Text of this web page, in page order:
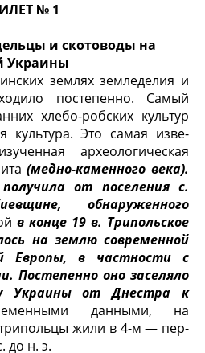
№ 1
и скотоводы на
Украины
землях земледелия и
постепенно. Самый
хлебо-робских культур
культура. Это самая изве­
археологическая
(медно-каменного века).
от поселения с.
обнаруженного
в конце 19 в. Трипольское
на землю современной
Европы, в частности с
Постепенно оно засе­ляло
Украины от Днестра к
данными, на
жили в 4-м — пер­
до н. э.